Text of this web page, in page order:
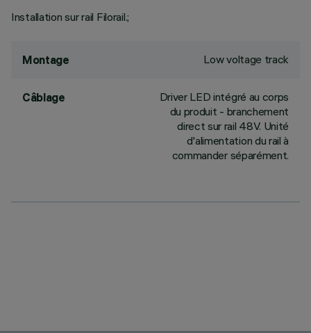
Installation sur rail Filorail.;
Montage Low voltage track
Câblage
Driver LED intégré au corps
du produit - branchement
direct sur rail 48V. Unité
d'alimentation du rail à
commander séparément.